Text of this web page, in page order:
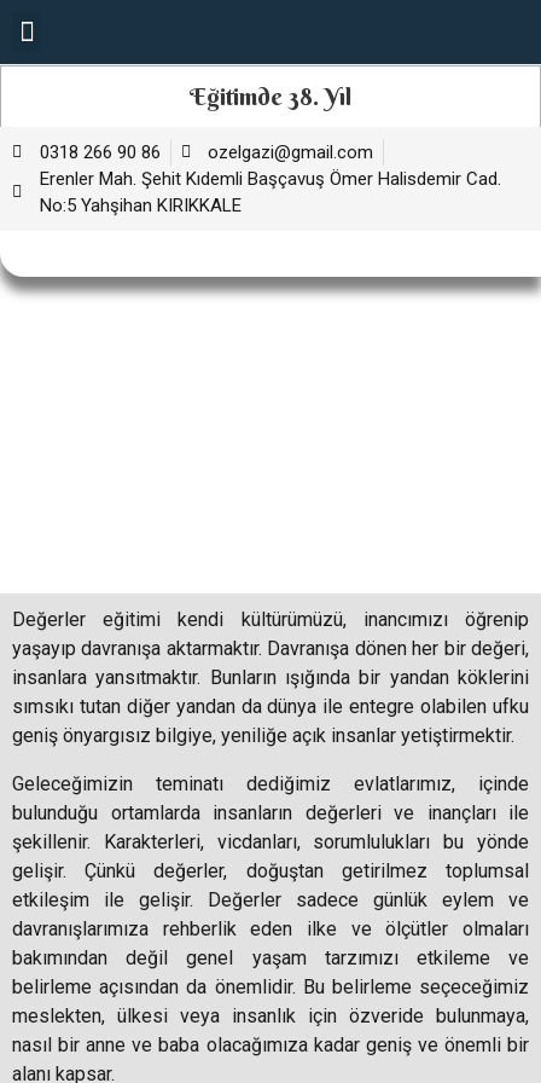
Eğitimde 38. Yıl
0318 266 90 86
ozelgazi@gmail.com
Erenler Mah. Şehit Kıdemli Başçavuş Ömer Halisdemir Cad.
No:5 Yahşihan KIRIKKALE
Değerler eğitimi kendi kültürümüzü, inancımızı öğrenip
yaşayıp davranışa aktarmaktır. Davranışa dönen her bir değeri,
insanlara yansıtmaktır. Bunların ışığında bir yandan köklerini
sımsıkı tutan diğer yandan da dünya ile entegre olabilen ufku
geniş önyargısız bilgiye, yeniliğe açık insanlar yetiştirmektir.
Geleceğimizin teminatı dediğimiz evlatlarımız, içinde
bulunduğu ortamlarda insanların değerleri ve inançları ile
şekillenir. Karakterleri, vicdanları, sorumlulukları bu yönde
gelişir. Çünkü değerler, doğuştan getirilmez toplumsal
etkileşim ile gelişir. Değerler sadece günlük eylem ve
davranışlarımıza rehberlik eden ilke ve ölçütler olmaları
bakımından değil genel yaşam tarzımızı etkileme ve
belirleme açısından da önemlidir. Bu belirleme seçeceğimiz
meslekten, ülkesi veya insanlık için özveride bulunmaya,
nasıl bir anne ve baba olacağımıza kadar geniş ve önemli bir
alanı kapsar.